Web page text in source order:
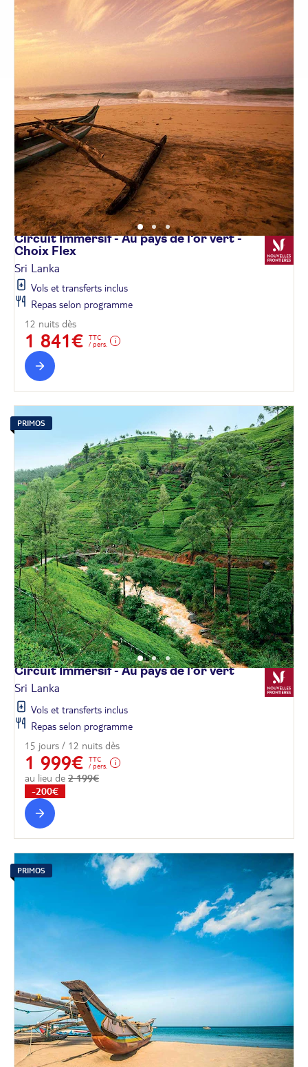
Circuit Immersif - Au pays de l'or vert -
Choix Flex
Sri Lanka
Vols et transferts inclus
Repas selon programme
12 nuits dès
1 841€
TTC
/ pers.
PRIMOS
Circuit Immersif - Au pays de l'orvert
Sri Lanka
Vols et transferts inclus
Repas selon programme
15 jours / 12 nuits dès
1 999€
TTC
/ pers.
au lieu de 2 199€
-200€
PRIMOS